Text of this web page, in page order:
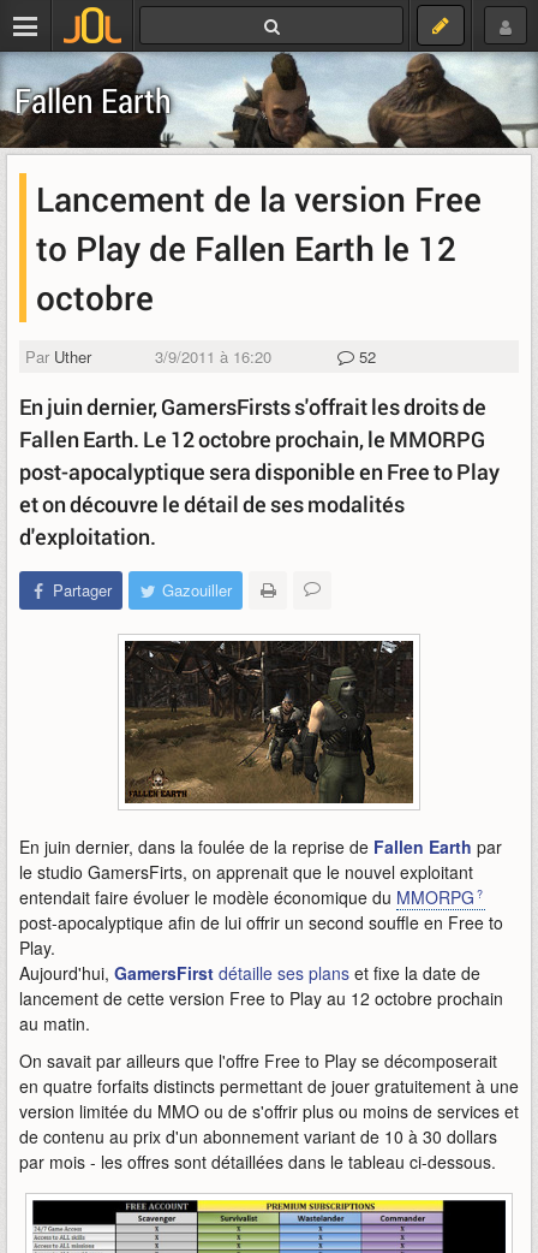
Fallen Earth
Lancement de la version Free
to Play de Fallen Earth le 12
octobre
Par Uther 3/9/2011 à 16:20 52
En juin dernier, GamersFirsts s'offrait les droits de
Fallen Earth. Le 12 octobre prochain, le MMORPG
post-apocalyptique sera disponible en Free to Play
et on découvre le détail de ses modalités
d'exploitation.
Partager Gazouiller
En juin dernier, dans la foulée de la reprise de Fallen Earth par
le studio GamersFirts, on apprenait que le nouvel exploitant
entendait faire évoluer le modèle économique du MMORPG
post-apocalyptique afin de lui offrir un second souffle en Free to
Play.
Aujourd'hui, GamersFirst détaille ses plans et fixe la date de
lancement de cette version Free to Play au 12 octobre prochain
au matin.
On savait par ailleurs que l'offre Free to Play se décomposerait
en quatre forfaits distincts permettant de jouer gratuitement à une
version limitée du MMO ou de s'offrir plus ou moins de services et
de contenu au prix d'un abonnement variant de 10 à 30 dollars
par mois - les offres sont détaillées dans le tableau ci-dessous.